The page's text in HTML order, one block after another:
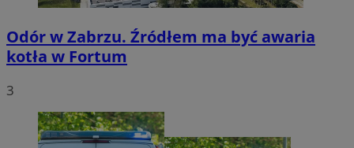
Odór w Zabrzu. Źródłem ma być awaria
kotła w Fortum
3